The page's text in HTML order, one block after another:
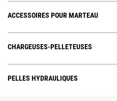
ACCESSOIRES POUR MARTEAU
CHARGEUSES-PELLETEUSES
PELLES HYDRAULIQUES